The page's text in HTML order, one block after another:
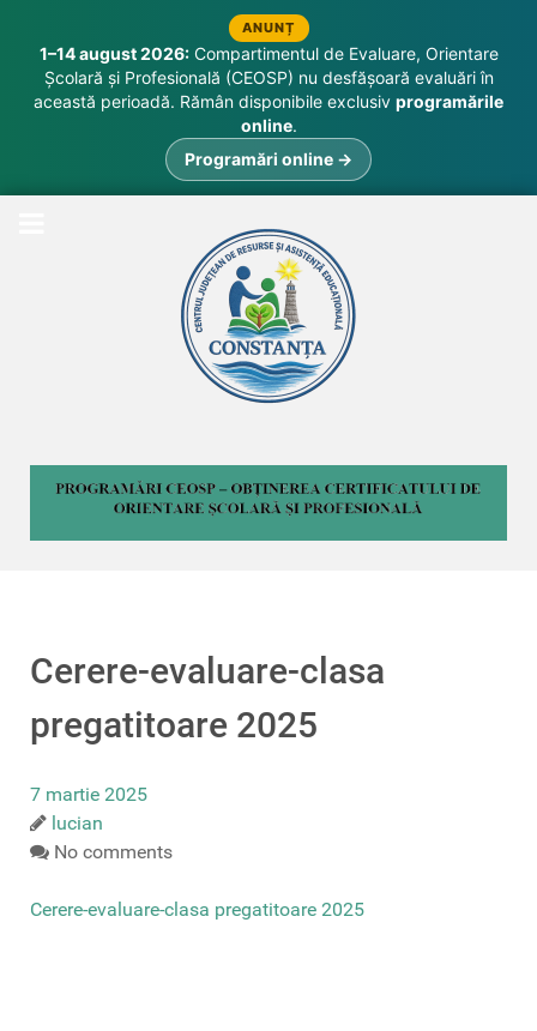
ANUNȚ
1–14 august 2026:Compartimentul de Evaluare, Orientare
Școlară și Profesională (CEOSP) nu desfășoară evaluări în
această perioadă. Rămân disponibile exclusiv programările
online.
Programări online →
Cerere-evaluare-clasa
pregatitoare 2025
7 martie 2025
lucian
No comments
Cerere-evaluare-clasa pregatitoare 2025